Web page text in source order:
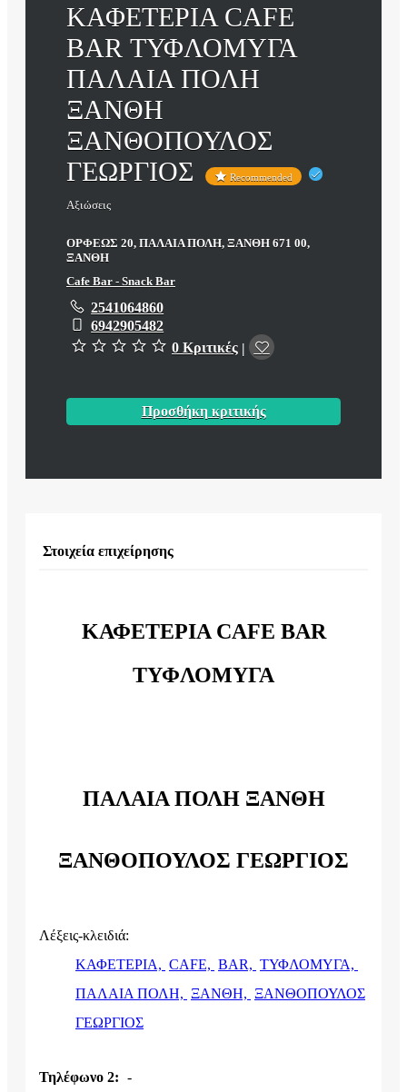
ΚΑΦΕΤΕΡΙΑ CAFE
BAR ΤΥΦΛΟΜΥΓΑ
ΠΑΛΑΙΑ ΠΟΛΗ
ΞΑΝΘΗ
ΞΑΝΘΟΠΟΥΛΟΣ
ΓΕΩΡΓΙΟΣ
Recommended
Αξιώσεις
ΟΡΦΕΩΣ 20, ΠΑΛΑΙΑ ΠΟΛΗ, ΞΑΝΘΗ 671 00,
ΞΑΝΘΗ
Cafe Bar - Snack Bar
2541064860
6942905482
0 Κριτικές |
Προσθήκη κριτικής
Στοιχεία επιχείρησης
ΚΑΦΕΤΕΡΙΑ CAFE BAR
ΤΥΦΛΟΜΥΓΑ
ΠΑΛΑΙΑ ΠΟΛΗ ΞΑΝΘΗ
ΞΑΝΘΟΠΟΥΛΟΣ ΓΕΩΡΓΙΟΣ
Λέξεις-κλειδιά:
ΚΑΦΕΤΕΡΙΑ, CAFE, BAR, ΤΥΦΛΟΜΥΓΑ,
ΠΑΛΑΙΑ ΠΟΛΗ, ΞΑΝΘΗ, ΞΑΝΘΟΠΟΥΛΟΣ
ΓΕΩΡΓΙΟΣ
Τηλέφωνο 2: -